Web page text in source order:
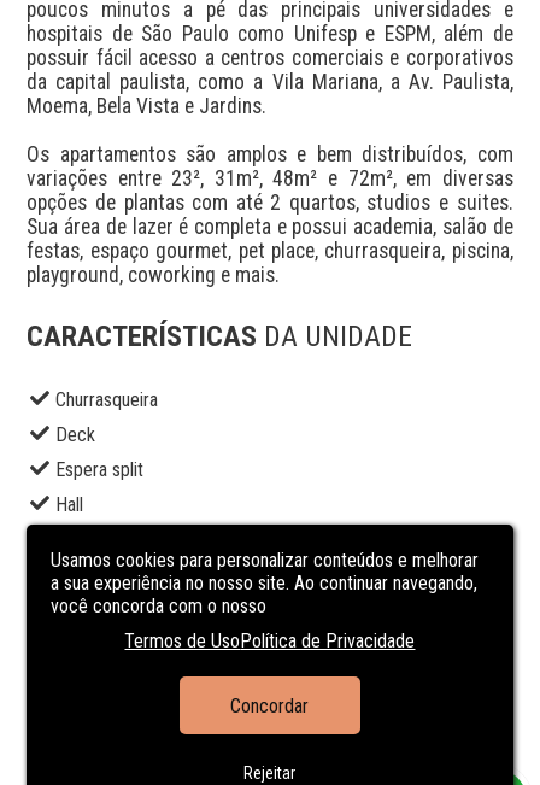
poucos minutos a pé das principais universidades e
hospitais de São Paulo como Unifesp e ESPM, além de
possuir fácil acesso a centros comerciais e corporativos
da capital paulista, como a Vila Mariana, a Av. Paulista,
Moema, Bela Vista e Jardins.
Os apartamentos são amplos e bem distribuídos, com
variações entre 23², 31m², 48m² e 72m², em diversas
opções de plantas com até 2 quartos, studios e suites.
Sua área de lazer é completa e possui academia, salão de
festas, espaço gourmet, pet place, churrasqueira, piscina,
playground, coworking e mais.
CARACTERÍSTICAS DA UNIDADE
Churrasqueira
Deck
Espera split
Hall
Interfone
Piscina
Playground
Portão eletrônico
Usamos cookies para personalizar conteúdos e melhorar
a sua experiência no nosso site. Ao continuar navegando,
você concorda com o nosso
Termos de UsoPolítica de Privacidade
Concordar
Rejeitar